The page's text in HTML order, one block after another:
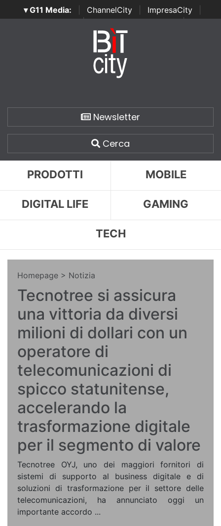
▾ G11 Media: ChannelCity ImpresaCity
SecurityOpenLab | Italian Channel Awards | Italian
Italian Security Awards
Newsletter
Cerca
PRODOTTI MOBILE
DIGITAL LIFE GAMING
TECH
Homepage > Notizia
Tecnotree si assicura
una vittoria da diversi
milioni di dollari con un
operatore di
telecomunicazioni di
spicco statunitense,
accelerando la
trasformazione digitale
per il segmento di valore
Tecnotree OYJ, uno dei maggiori fornitori di
sistemi di supporto al business digitale e di
soluzioni di trasformazione per il settore delle
telecomunicazioni, ha annunciato oggi un
importante accordo ...